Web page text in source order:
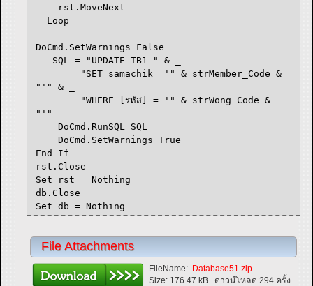
rst.MoveNext
Loop
DoCmd.SetWarnings False
SQL = "UPDATE TB1 " & _
"SET samachik= '" & strMember_Code &
"'" & _
"WHERE [รหัส] = '" & strWong_Code &
"'"
DoCmd.RunSQL SQL
DoCmd.SetWarnings True
End If
rst.Close
Set rst = Nothing
db.Close
Set db = Nothing
File Attachments
FileName: Database51.zip
Size: 176.47 kB ดาวน์โหลด 294 ครั้ง.